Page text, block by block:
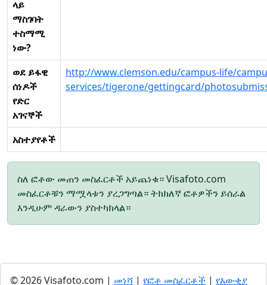
ላይ
ማስገባት
ተስማሚ
ነው?
ወደ ይፋዊ
ሰነዶች
የድር
አገናኞች
http://www.clemson.edu/campus-life/
services/tigerone/gettingcard/
አስተያየቶች
ስለ ፎቶው መጠን መስፈርቶች አይጨነቁ። Visafoto.com
መስፈርቶቹን ማሟላቱን ያረጋግጣል። ትክክለኛ ፎቶዎችን ይሰራል
እንዲሁም ዳራውን ያስተካክላል።
© 2026 Visafoto.com | መነሻ | የፎቶ መስፈርቶች | የእውቂያ